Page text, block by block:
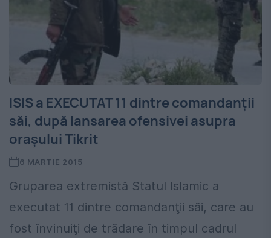
ISIS a EXECUTAT 11 dintre comandanţii
săi, după lansarea ofensivei asupra
oraşului Tikrit
6 MARTIE 2015
Gruparea extremistă Statul Islamic a
executat 11 dintre comandanţii săi, care au
fost învinuiţi de trădare în timpul cadrul